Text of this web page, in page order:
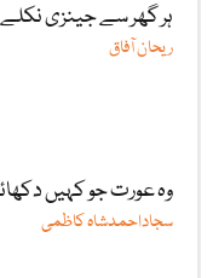
ہر گھر سے جینزی نکلے
ریحان آفاق
وہ عورت جو کہیں
سجاداحمدشاہ کاظمی